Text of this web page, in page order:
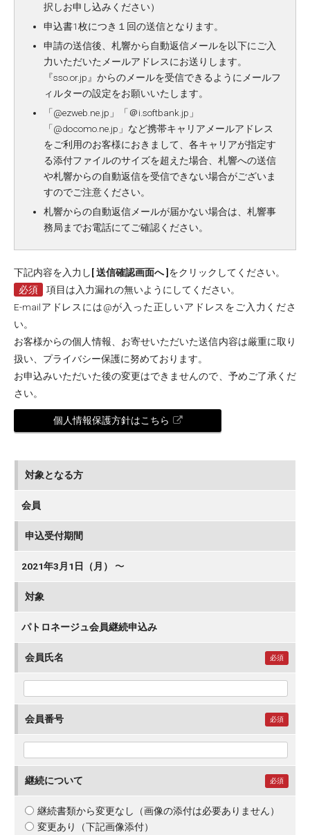
択しお申し込みください）
申込書1枚につき１回の送信となります。
申請の送信後、札響から自動返信メールを以下にご入
力いただいたメールアドレスにお送りします。
『sso.or.jp』からのメールを受信できるようにメールフ
ィルターの設定をお願いいたします。
「@ezweb.ne.jp」「＠i.softbank.jp」
「@docomo.ne.jp」など携帯キャリアメールアドレス
をご利用のお客様におきまして、各キャリアが指定す
る添付ファイルのサイズを超えた場合、札響への送信
や札響からの自動返信を受信できない場合がございま
すのでご注意ください。
札響からの自動返信メールが届かない場合は、札響事
務局までお電話にてご確認ください。
下記内容を入力し [ 送信確認画面へ ] をクリックしてください。
必須
項目は入力漏れの無いようにしてください。
E-mailアドレスには@が入った正しいアドレスをご入力くださ
い。
お客様からの個人情報、お寄せいただいた送信内容は厳重に取り
扱い、プライバシー保護に努めております。
お申込みいただいた後の変更はできませんので、予めご了承くだ
さい。
個人情報保護方針はこちら
対象となる方
会員
申込受付期間
2021年3月1日（月） 〜
対象
パトロネージュ会員継続申込み
会員氏名 必須
会員番号 必須
継続について 必須
継続書類から変更なし（画像の添付は必要ありません）
変更あり（下記画像添付）